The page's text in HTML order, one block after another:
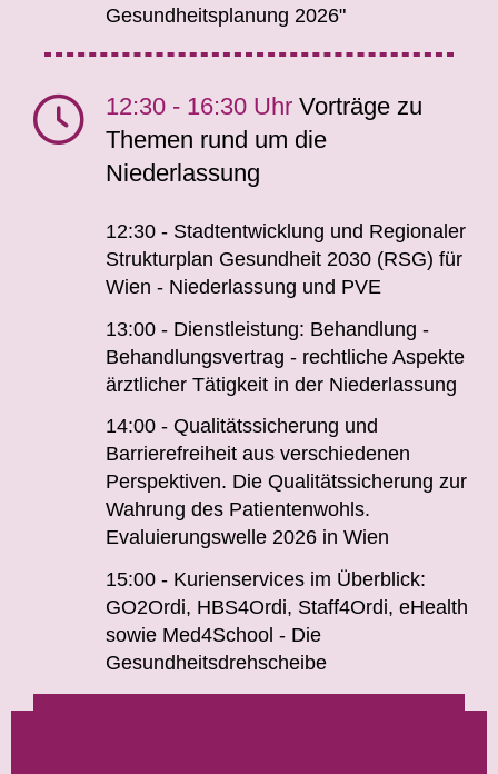
Gesundheitsplanung 2026"
12:30 - 16:30 Uhr Vorträge zu
Themen rund um die
Niederlassung
12:30 - Stadtentwicklung und Regionaler
Strukturplan Gesundheit 2030 (RSG) für
Wien - Niederlassung und PVE
13:00 - Dienstleistung: Behandlung -
Behandlungsvertrag - rechtliche Aspekte
ärztlicher Tätigkeit in der Niederlassung
14:00 - Qualitätssicherung und
Barrierefreiheit aus verschiedenen
Perspektiven. Die Qualitätssicherung zur
Wahrung des Patientenwohls.
Evaluierungswelle 2026 in Wien
15:00 - Kurienservices im Überblick:
GO2Ordi, HBS4Ordi, Staff4Ordi, eHealth
sowie Med4School - Die
Gesundheitsdrehscheibe